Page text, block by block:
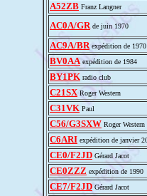
A52ZB Franz Langner
AC0A/GR de juin 1970
AC9A/BR expédition de 1970
BV0AA expédition de 1984
BY1PK radio club
C21SX Roger Western
C31VK Paul
C56/G3SXW Roger Western
C6ARI expédition de janvier
CE0/F2JD Gérard Jacot
CE0ZZZ expédition de 1990
CE7/F2JD Gérard Jacot